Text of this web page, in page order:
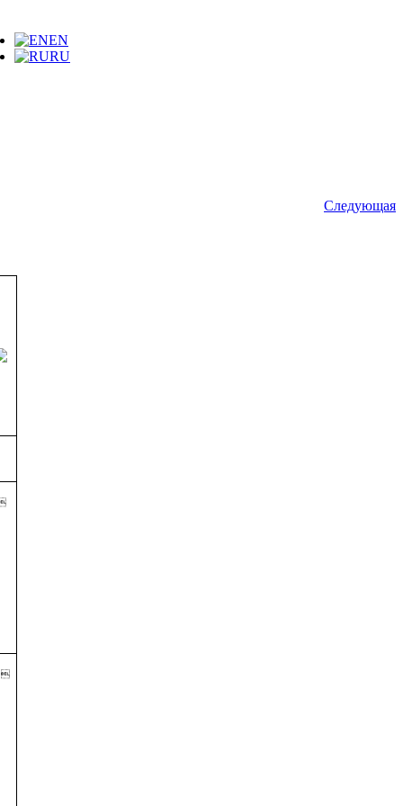
EN
RU
Следующая
